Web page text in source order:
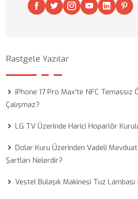
Rastgele Yazılar
iPhone 17 Pro Max'te NFC Temassız
Çalışmaz?
LG TV Üzerinde Harici Hoparlör
Dolar Kuru Üzerinden Vadeli Mevduat
Şartları Nelerdir?
Vestel Bulaşık Makinesi Tuz